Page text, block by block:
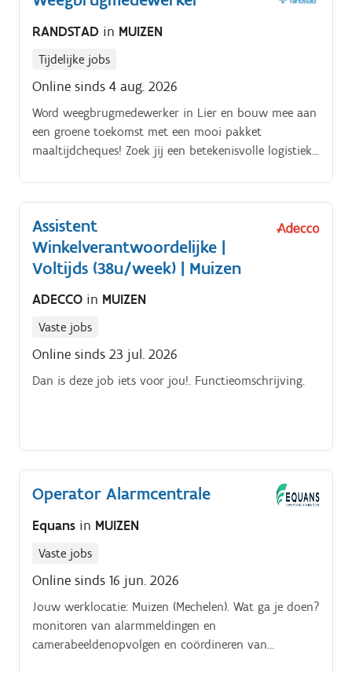
RANDSTAD in MUIZEN
Tijdelijke jobs
Online sinds 4 aug. 2026
Word weegbrugmedewerker in Lier en bouw mee aan
een groene toekomst met een mooi pakket
maaltijdcheques! Zoek jij een betekenisvolle logistieke
Assistent
Winkelverantwoordelijke |
Voltijds (38u/week) | Muizen
ADECCO in MUIZEN
Vaste jobs
Online sinds 23 jul. 2026
Dan is deze job iets voor jou!. Functieomschrijving.
Operator Alarmcentrale
Equans in MUIZEN
Vaste jobs
Online sinds 16 jun. 2026
Jouw werklocatie: Muizen (Mechelen). Wat ga je doen?
monitoren van alarmmeldingen en
camerabeeldenopvolgen en coördineren van